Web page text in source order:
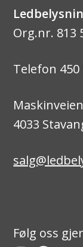
Org.nr. 813
Telefon 450
4033
Følg oss